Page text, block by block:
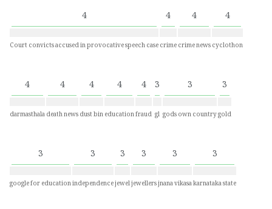
4
Court convicts accused in provocative speech case
4
crime
4
crime news
4
cyclothon
4
darmasthala
4
death news
4
dust bin
4
education
4
fraud
3
gl
3
gods own country
3
gold
3
google for education
3
independence
3
jewel
3
jewellers
3
jnana vikasa
3
karnataka state